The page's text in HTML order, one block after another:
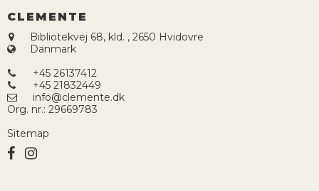
CLEMENTE
Bibliotekvej 68, kld. , 2650 Hvidovre
Danmark
+45 26137412
+45 21832449
info@clemente.dk
Org. nr.: 29669783
Sitemap